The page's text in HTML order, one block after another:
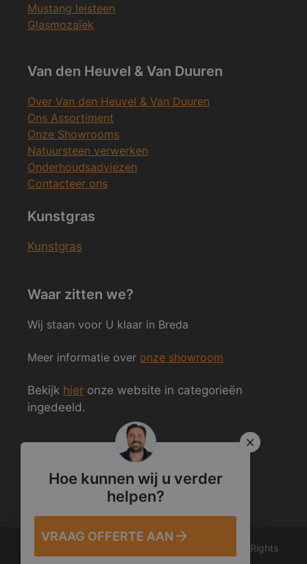
Hoe kunnen wij u verder
helpen?
VRAAG OFFERTE AAN
Mustang leisteen
Glasmozaïek
Van den Heuvel & Van Duuren
Over Van den Heuvel & Van Duuren
Ons Assortiment
Onze Showrooms
Natuursteen verwerken
Onderhoudsadviezen
Contacteer ons
Kunstgras
Kunstgras
Waar zitten we?
Wij staan voor U klaar in Breda
Meer informatie over onze showroom
Bekijk hier onze website in categorieën
ingedeeld.
Volg ons ook op Social Media
© 2012 – 2026 Van den Heuvel & Van Duuren. All Rights